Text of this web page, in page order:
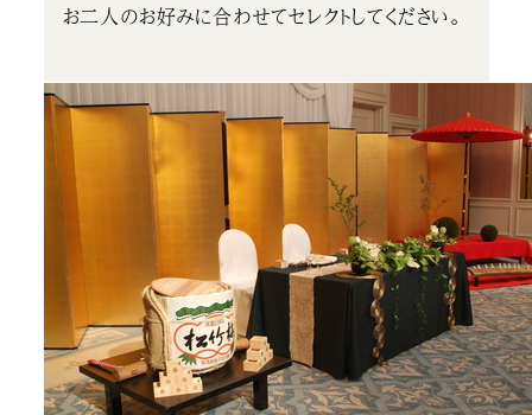
お二人のお好みに合わせてセレクトしてください。